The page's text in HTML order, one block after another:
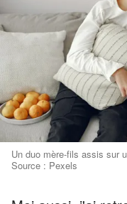
Un duo mère-fils assis sur
Source : Pexels